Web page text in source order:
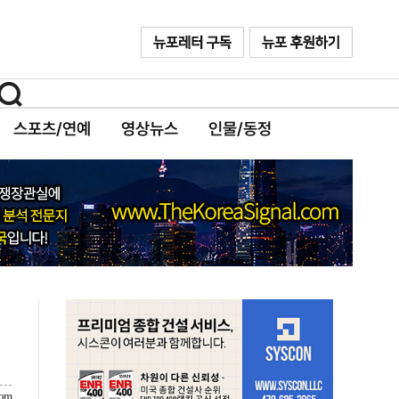
스포츠/연예 영상뉴스 인물/동정